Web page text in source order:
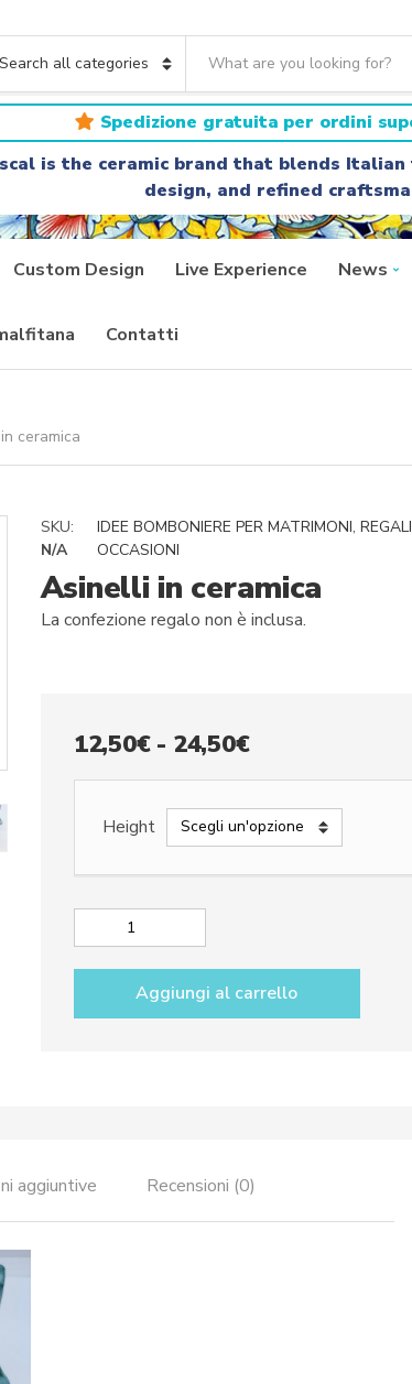
a
r
c
h
t
e
x
t
Spedizione gratuita per ordini
is the ceramic brand that blends
design, and refined
Custom Design Live Experience News
Contatti
ceramica
SKU:
N/A
IDEE BOMBONIERE PER MATRIMONI,
OCCASIONI
Asinelli in ceramica
La confezione regalo non è inclusa.
12,50€ - 24,50€Fascia
di
prezzo:
da
24,50€
Height
Asinelli
quantitàAggiungi al carrello
aggiuntive Recensioni (0)